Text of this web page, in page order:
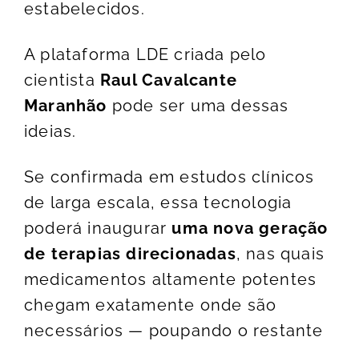
estabelecidos.
A plataforma LDE criada pelo
cientista Raul Cavalcante
Maranhão pode ser uma dessas
ideias.
Se confirmada em estudos clínicos
de larga escala, essa tecnologia
poderá inaugurar uma nova geração
de terapias direcionadas, nas quais
medicamentos altamente potentes
chegam exatamente onde são
necessários — poupando o restante